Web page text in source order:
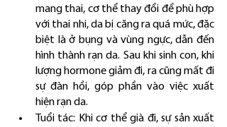
mang thai, cơ thể thay đổi để phù hợp
với thai nhi, da bị căng ra quá mức, đặc
biệt là ở bụng và vùng ngực, dẫn đến
hình thành rạn da. Sau khi sinh con, khi
lượng hormone giảm đi, ra cũng mất đi
sự đàn hồi, góp phần vào việc xuất
hiện rạn da.
Tuổi tác: Khi cơ thể già đi, sự sản xuất